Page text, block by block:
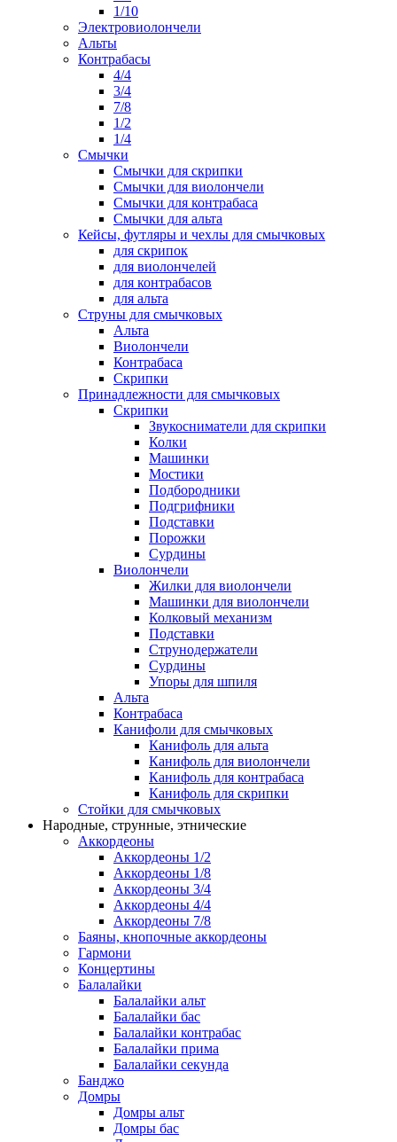
1/10
Электровиолончели
Альты
Контрабасы
4/4
3/4
7/8
1/2
1/4
Смычки
Смычки для скрипки
Смычки для виолончели
Смычки для контрабаса
Смычки для альта
Кейсы, футляры и чехлы для смычковых
для скрипок
для виолончелей
для контрабасов
для альта
Струны для смычковых
Альта
Виолончели
Контрабаса
Скрипки
Принадлежности для смычковых
Скрипки
Звукосниматели для скрипки
Колки
Машинки
Мостики
Подбородники
Подгрифники
Подставки
Порожки
Сурдины
Виолончели
Жилки для виолончели
Машинки для виолончели
Колковый механизм
Подставки
Струнодержатели
Сурдины
Упоры для шпиля
Альта
Контрабаса
Канифоли для смычковых
Канифоль для альта
Канифоль для виолончели
Канифоль для контрабаса
Канифоль для скрипки
Стойки для смычковых
Народные, струнные, этнические
Аккордеоны
Аккордеоны 1/2
Аккордеоны 1/8
Аккордеоны 3/4
Аккордеоны 4/4
Аккордеоны 7/8
Баяны, кнопочные аккордеоны
Гармони
Концертины
Балалайки
Балалайки альт
Балалайки бас
Балалайки контрабас
Балалайки прима
Балалайки секунда
Банджо
Домры
Домры альт
Домры бас